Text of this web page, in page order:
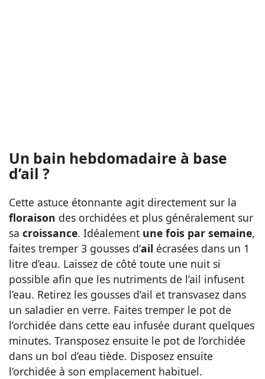
Un bain hebdomadaire à base
d’ail ?
Cette astuce étonnante agit directement sur la
floraison des orchidées et plus généralement sur
sa croissance. Idéalement une fois par semaine,
faites tremper 3 gousses d’ail écrasées dans un 1
litre d’eau. Laissez de côté toute une nuit si
possible afin que les nutriments de l’ail infusent
l’eau. Retirez les gousses d’ail et transvasez dans
un saladier en verre. Faites tremper le pot de
l’orchidée dans cette eau infusée durant quelques
minutes. Transposez ensuite le pot de l’orchidée
dans un bol d’eau tiède. Disposez ensuite
l’orchidée à son emplacement habituel.